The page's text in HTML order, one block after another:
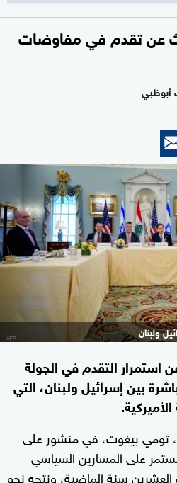
عن تقدم في مفاوضات
ولبنان
استمرار التقدم في الجولة
بين إسرائيل ولبنان، التي
تومي بيغوت، في منشور على
على المسارين السياسي
العشرين سنة الماضية، ونتجه نحو